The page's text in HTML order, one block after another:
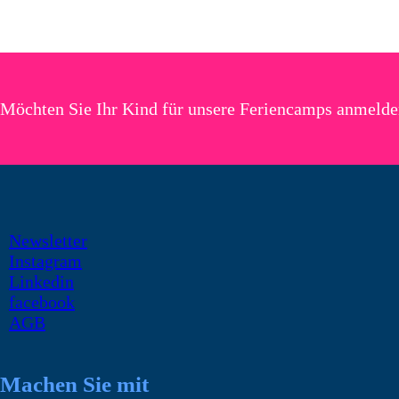
Möchten Sie Ihr Kind für unsere Feriencamps
Newsletter
Instagram
Linkedin
facebook
AGB
Machen Sie mit